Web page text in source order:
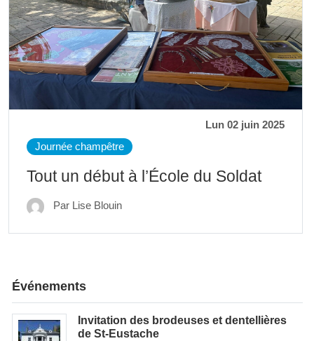
Lun 02 juin 2025
Journée champêtre
Tout un début à l’École du Soldat
Par Lise Blouin
Événements
Invitation des brodeuses et dentellières
de St-Eustache